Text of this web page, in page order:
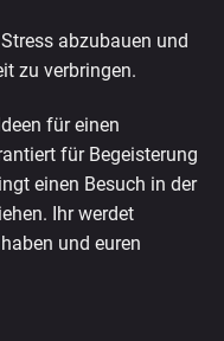
abzubauen und
zu verbringen.
für einen
für Begeisterung
einen Besuch in der
Ihr werdet
und euren